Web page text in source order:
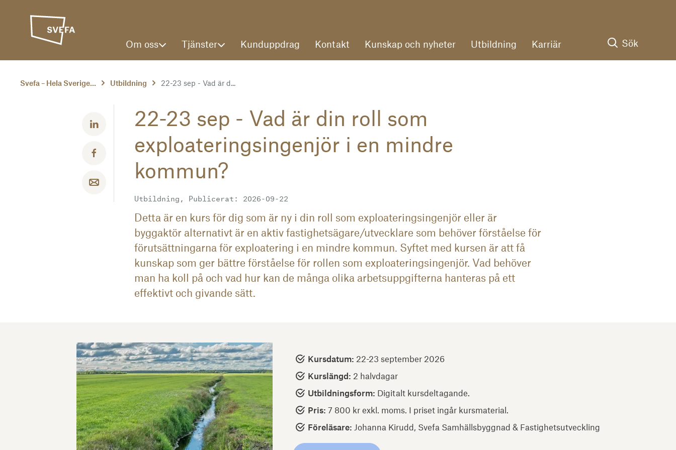
Om oss Tjänster Kunduppdrag Kontakt Kunskap och nyheter Utbildning Karriär Sök
Svefa – Hela Sverige... Utbildning 22-23 sep - Vad är d...
Dela med LinkedIn
Dela med Facebook
Dela med email
22-23 sep - Vad är din roll som
exploateringsingenjör i en mindre
kommun?
Utbildning, Publicerat: 2026-09-22
Detta är en kurs för dig som är ny i din roll som exploateringsingenjör eller är
byggaktör alternativt är en aktiv fastighetsägare/utvecklare som behöver förståelse för
förutsättningarna för exploatering i en mindre kommun. Syftet med kursen är att få
kunskap som ger bättre förståelse för rollen som exploateringsingenjör. Vad behöver
man ha koll på och vad hur kan de många olika arbetsuppgifterna hanteras på ett
effektivt och givande sätt.
Kursdatum: 22-23 september 2026
Kurslängd: 2 halvdagar
Utbildningsform: Digitalt kursdeltagande.
Pris: 7 800 kr exkl. moms. I priset ingår kursmaterial.
Föreläsare: Johanna Kirudd, Svefa Samhällsbyggnad & Fastighetsutveckling